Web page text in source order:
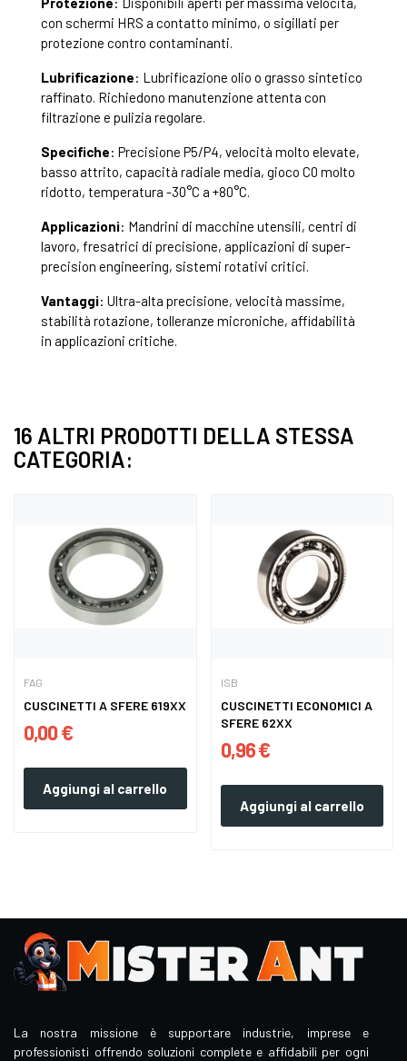
con schermi HRS a contatto minimo, o sigillati per
protezione contro contaminanti.
Lubrificazione: Lubrificazione olio o grasso sintetico
raffinato. Richiedono manutenzione attenta con
filtrazione e pulizia regolare.
Specifiche: Precisione P5/P4, velocità molto elevate,
basso attrito, capacità radiale media, gioco C0 molto
ridotto, temperatura -30°C a +80°C.
Applicazioni: Mandrini di macchine utensili, centri di
lavoro, fresatrici di precisione, applicazioni di super-
precision engineering, sistemi rotativi critici.
Vantaggi: Ultra-alta precisione, velocità massime,
stabilità rotazione, tolleranze microniche, affidabilità
in applicazioni critiche.
16 ALTRI PRODOTTI DELLA STESSA
CATEGORIA:
FAG
CUSCINETTI A SFERE 619XX
0,00 €
Aggiungi al carrello
ISB
CUSCINETTI ECONOMICI A
SFERE 62XX
0,96 €
Aggiungi al carrello
La nostra missione è supportare industrie, imprese e
professionisti offrendo soluzioni complete e affidabili per ogni